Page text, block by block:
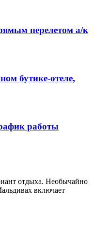
перелетом а/к
бутике-отеле,
работы
отдыха. Необычайно
включает